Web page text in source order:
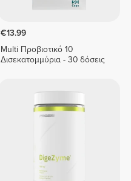
€13.99
Multi Προβιοτικό 10
Δισεκατομμύρια - 30 δόσεις